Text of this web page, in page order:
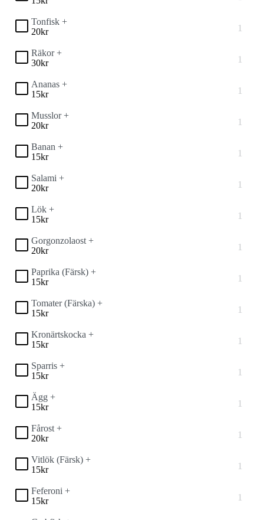
Tonfisk +
20kr
Räkor +
30kr
Ananas +
15kr
Musslor +
20kr
Banan +
15kr
Salami +
20kr
Lök +
15kr
Gorgonzolaost +
20kr
Paprika (Färsk) +
15kr
Tomater (Färska) +
15kr
Kronärtskocka +
15kr
Sparris +
15kr
Ägg +
15kr
Fårost +
20kr
Vitlök (Färsk) +
15kr
Feferoni +
15kr